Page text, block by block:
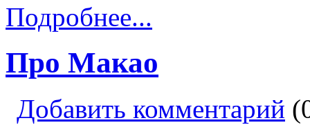
Подробнее...
Про Макао
Добавить комментарий